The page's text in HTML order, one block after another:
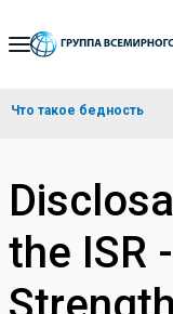
Skip
Navigation
Что такое бедность
the ISR